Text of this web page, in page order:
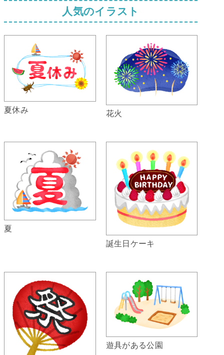
人気のイラスト
夏休み 花火
夏
誕生日ケーキ
遊具がある公園